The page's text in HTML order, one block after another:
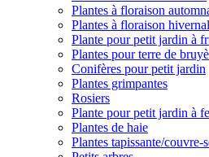
Plantes à floraison
Plantes à floraison
Plante pour petit jardin à
Plantes pour terre de
Conifères pour petit jardin
Plantes grimpantes
Rosiers
Plante pour petit jardin à
Plantes de haie
Plantes tapissante/couvre-